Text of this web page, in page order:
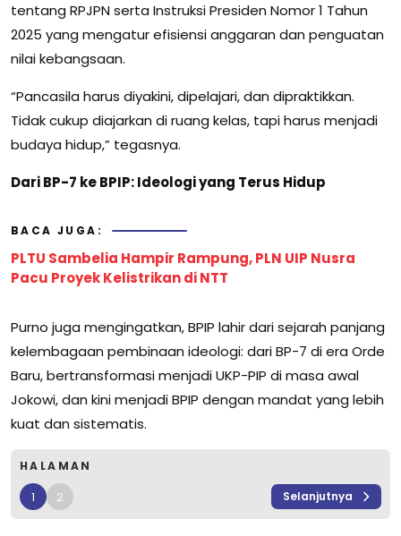
tentang RPJPN serta Instruksi Presiden Nomor 1 Tahun
2025 yang mengatur efisiensi anggaran dan penguatan
nilai kebangsaan.
“Pancasila harus diyakini, dipelajari, dan dipraktikkan.
Tidak cukup diajarkan di ruang kelas, tapi harus menjadi
budaya hidup,” tegasnya.
Dari BP-7 ke BPIP: Ideologi yang Terus Hidup
BACA JUGA:
PLTU Sambelia Hampir Rampung, PLN UIP Nusra
Pacu Proyek Kelistrikan di NTT
Purno juga mengingatkan, BPIP lahir dari sejarah panjang
kelembagaan pembinaan ideologi: dari BP-7 di era Orde
Baru, bertransformasi menjadi UKP-PIP di masa awal
Jokowi, dan kini menjadi BPIP dengan mandat yang lebih
kuat dan sistematis.
HALAMAN
1 2 Selanjutnya